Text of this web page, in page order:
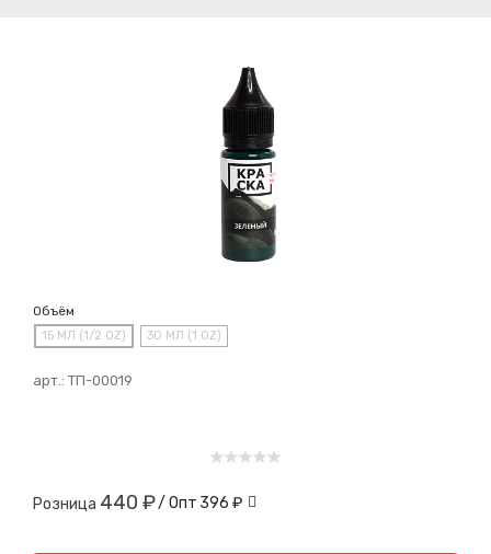
Объём
15 МЛ (1/2 OZ) 30 МЛ (1 OZ)
арт.: ТП-00019
Розница 440 ₽/ Опт 396 ₽